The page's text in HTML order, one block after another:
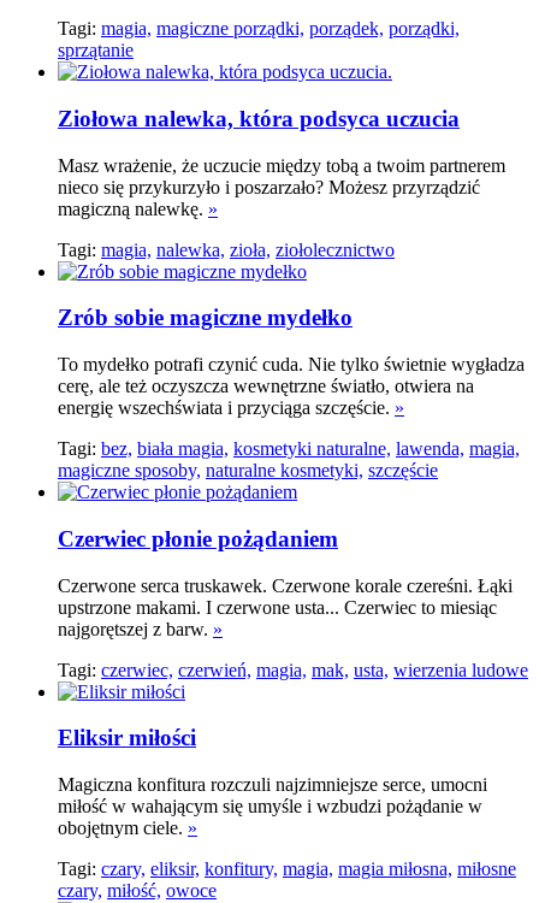
Tagi: magia, magiczne porządki, porządek, porządki,
sprzątanie
Ziołowa nalewka, która podsyca uczucia
Masz wrażenie, że uczucie między tobą a twoim partnerem
nieco się przykurzyło i poszarzało? Możesz przyrządzić
magiczną nalewkę. »
Tagi: magia, nalewka, zioła, ziołolecznictwo
Zrób sobie magiczne mydełko
To mydełko potrafi czynić cuda. Nie tylko świetnie wygładza
cerę, ale też oczyszcza wewnętrzne światło, otwiera na
energię wszechświata i przyciąga szczęście. »
Tagi: bez, biała magia, kosmetyki naturalne, lawenda, magia,
magiczne sposoby, naturalne kosmetyki, szczęście
Czerwiec płonie pożądaniem
Czerwone serca truskawek. Czerwone korale czereśni. Łąki
upstrzone makami. I czerwone usta... Czerwiec to miesiąc
najgorętszej z barw. »
Tagi: czerwiec, czerwień, magia, mak, usta, wierzenia ludowe
Eliksir miłości
Magiczna konfitura rozczuli najzimniejsze serce, umocni
miłość w wahającym się umyśle i wzbudzi pożądanie w
obojętnym ciele. »
Tagi: czary, eliksir, konfitury, magia, magia miłosna, miłosne
czary, miłość, owoce